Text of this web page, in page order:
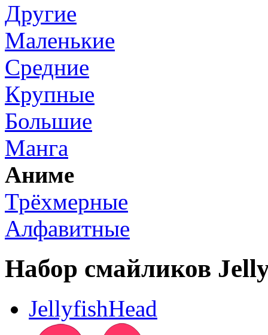
Другие
Маленькие
Средние
Крупные
Большие
Манга
Аниме
Трёхмерные
Алфавитные
Набор смайликов
JellyfishHead